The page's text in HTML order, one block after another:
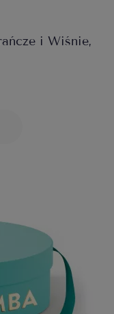
i Wiśnie,